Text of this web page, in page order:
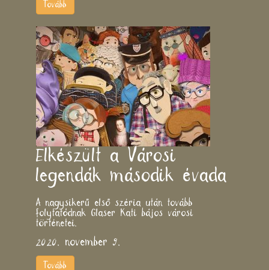
Tovább
Elkészült a Városi
legendák második évada
A nagysikerű első széria után tovább
folytatódnak Glaser Kati bájos városi
történetei.
2020. november 9.
Tovább